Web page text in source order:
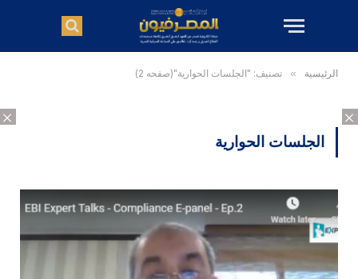
×
×
الرئيسية » تصنيف: "الجلسات الحوارية"(صفحه 2)
الجلسات الحوارية